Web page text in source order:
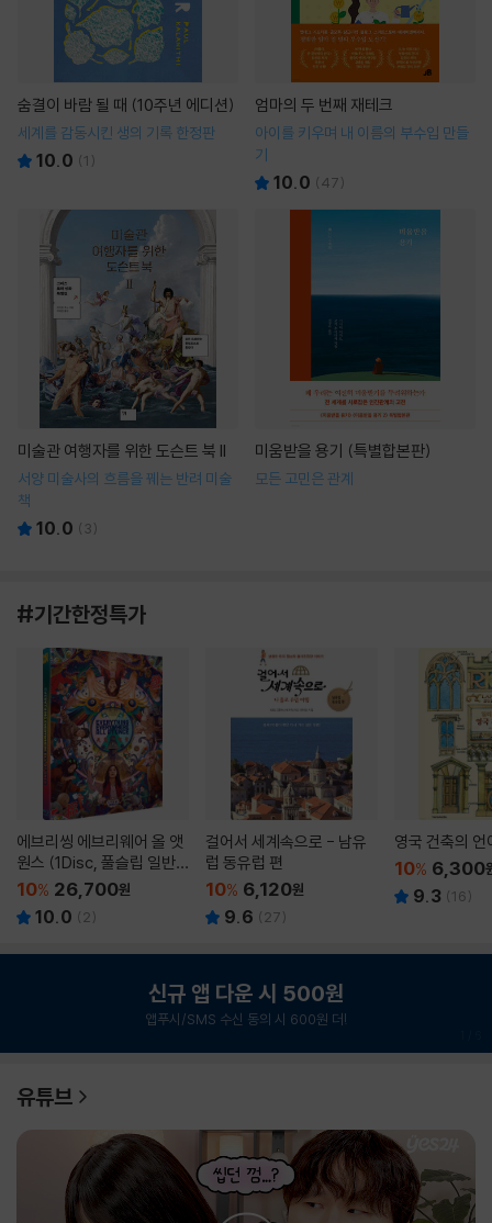
숨결이 바람 될 때 (10주년 에디션)
세계를 감동시킨 생의 기록 한정판
10.0 (1 )
엄마의 두 번째 재테크
아이를 키우며 내 이름의 부수입 만들
기
10.0 (47)
미술관 여행자를 위한 도슨트 북 II
서양 미술사의 흐름을 꿰는 반려 미술
책
10.0 ( 3)
미움받을 용기 (특별합본판)
모든 고민은 관계
#기간한정특가
에브리씽 에브리웨어 올 앳
원스 (1Disc, 풀슬립 일반
판) : 블루레이
10% 26,700원
10.0 ( 2)
걸어서 세계속으로 - 남유
럽 동유럽 편
10% 6,120원
9.6 ( 27)
영국 건축의 언
10% 6,300
9.3 (16)
신규 앱 다운 시 500원
앱푸시/SMS 수신 동의 시 600원 더!
유튜브